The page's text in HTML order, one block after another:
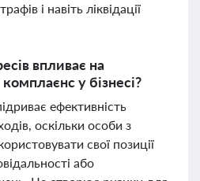
і навіть ліквідації
впливає на
у бізнесі?
ефективність
оскільки особи з
свої позиції
або